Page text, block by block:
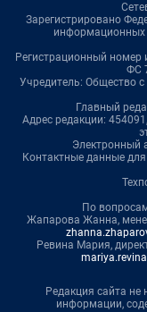
Зарегистрировано
информационных
Регистрационный
ФС
Учредитель: Общество
Главный
Адрес редакции:
Электронный
Контактные данные
По
Жапарова Жанна,
Ревина Мария,
Редакция сайта не
информации,